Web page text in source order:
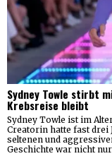
Sydney Towle stirbt
Krebsreise bleibt
Sydney Towle ist im
Creatorin hatte fast drei
seltenen und
Geschichte war nicht nur